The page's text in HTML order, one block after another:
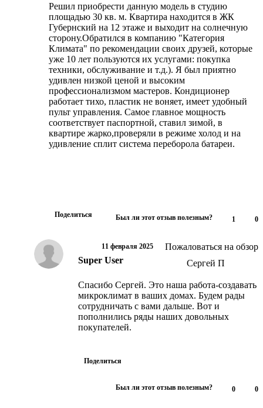
Решил приобрести данную модель в студию
площадью 30 кв. м. Квартира находится в ЖК
Губернский на 12 этаже и выходит на солнечную
сторону.Обратился в компанию "Категория
Климата" по рекомендации своих друзей, которые
уже 10 лет пользуются их услугами: покупка
техники, обслуживание и т.д.). Я был приятно
удивлен низкой ценой и высоким
профессионализмом мастеров. Кондиционер
работает тихо, пластик не воняет, имеет удобный
пульт управления. Самое главное мощность
соответствует паспортной, ставил зимой, в
квартире жарко,проверяли в режиме холод и на
удивление сплит система переборола батареи.
Поделиться Был ли этот отзыв полезным? 1 0
Пожаловаться на обзор
11 февраля 2025
Super User Сергей П
Спасибо Сергей. Это наша работа-создавать
микроклимат в ваших домах. Будем рады
сотрудничать с вами дальше. Вот и
пополнились ряды наших довольных
покупателей.
Поделиться
Был ли этот отзыв полезным? 0 0